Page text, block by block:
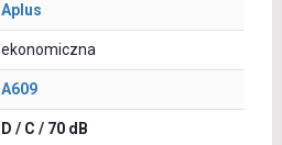
Aplus
ekonomiczna
A609
D / C / 70 dB